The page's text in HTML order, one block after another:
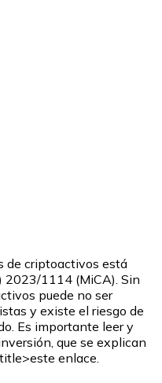
de criptoactivos está
2023/1114 (MiCA). Sin
puede no ser
y existe el riesgo de
Es importante leer y
que se explican
enlace.